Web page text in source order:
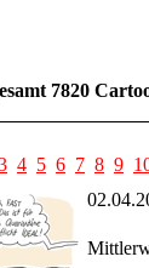
7820
4 5 6 7 8 9